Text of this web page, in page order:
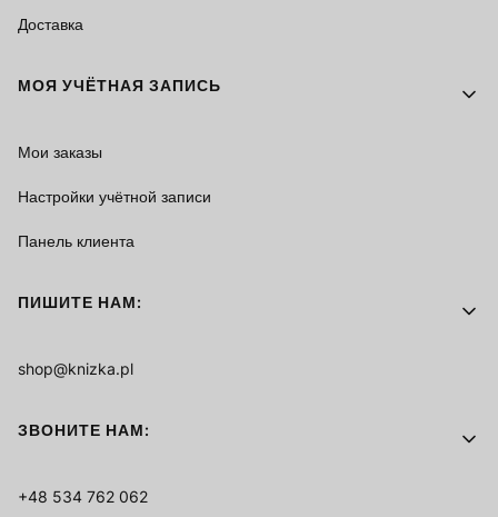
Доставка
МОЯ УЧЁТНАЯ ЗАПИСЬ
Мои заказы
Настройки учётной записи
Панель клиента
ПИШИТЕ НАМ:
shop@knizka.pl
ЗВОНИТЕ НАМ:
+48 534 762 062